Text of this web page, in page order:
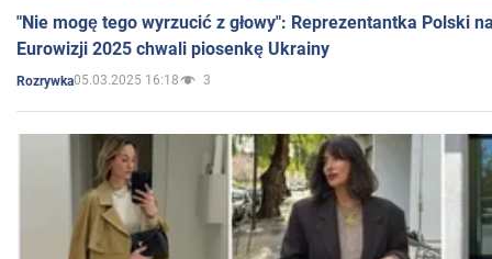
"Nie mogę tego wyrzucić z głowy": Reprezentantka Polski
Eurowizji 2025 chwali piosenkę Ukrainy
Rozrywka05.03.2025 16:18 3